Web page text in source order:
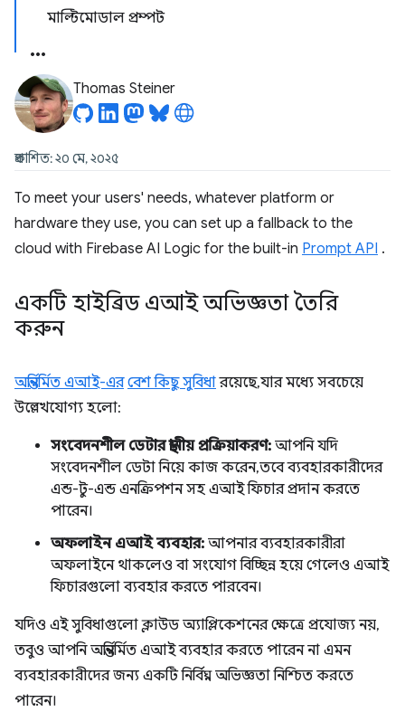
মাল্টিমোডাল প্রম্পট
Thomas Steiner
প্রকাশিত: ২০ মে, ২০২৫
To meet your users' needs, whatever platform or
hardware they use, you can set up a fallback to the
cloud with Firebase AI Logic for the built-in Prompt API .
একটি হাইব্রিড এআই অভিজ্ঞতা তৈরি
করুন
অন্তর্নির্মিত এআই-এর বেশ কিছু সুবিধারয়েছে, যার মধ্যে সবচেয়ে
উল্লেখযোগ্য হলো:
সংবেদনশীল ডেটার স্থানীয় প্রক্রিয়াকরণ: আপনি যদি
সংবেদনশীল ডেটা নিয়ে কাজ করেন, তবে ব্যবহারকারীদের
এন্ড-টু-এন্ড এনক্রিপশন সহ এআই ফিচার প্রদান করতে
পারেন।
অফলাইন এআই ব্যবহার: আপনার ব্যবহারকারীরা
অফলাইনে থাকলেও বা সংযোগ বিচ্ছিন্ন হয়ে গেলেও এআই
ফিচারগুলো ব্যবহার করতে পারবেন।
যদিও এই সুবিধাগুলো ক্লাউড অ্যাপ্লিকেশনের ক্ষেত্রে প্রযোজ্য নয়,
তবুও আপনি অন্তর্নির্মিত এআই ব্যবহার করতে পারেন না এমন
ব্যবহারকারীদের জন্য একটি নির্বিঘ্ন অভিজ্ঞতা নিশ্চিত করতে
পারেন।